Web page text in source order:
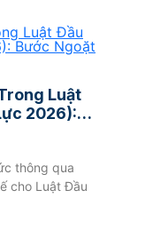
Luật
2026):
thông qua
cho Luật Đầu